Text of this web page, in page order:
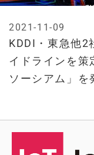
KDDI・東急他2
イドラインを策
ソーシアム」を
2021-11-09